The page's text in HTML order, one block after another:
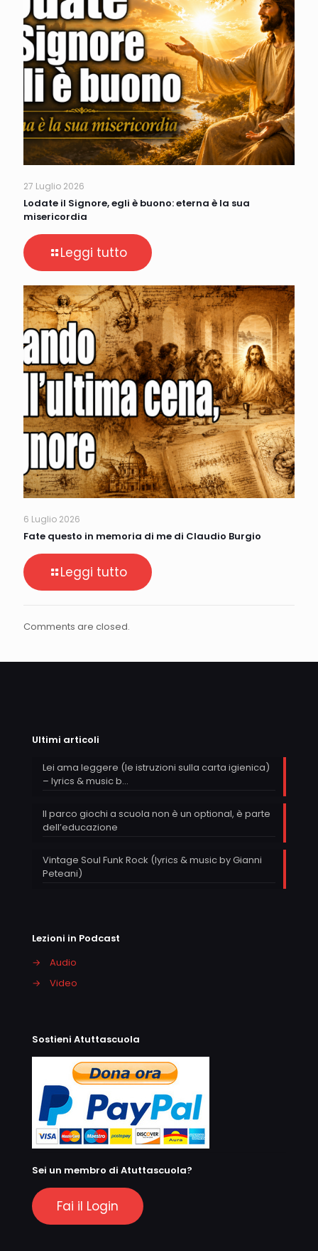
27 Luglio 2026
Lodate il Signore, egli è buono: eterna è la sua
misericordia
Leggi tutto
6 Luglio 2026
Fate questo in memoria di me di Claudio Burgio
Leggi tutto
Comments are closed.
Ultimi articoli
Lei ama leggere (le istruzioni sulla carta igienica)
– lyrics & music b…
Il parco giochi a scuola non è un optional, è parte
dell’educazione
Vintage Soul Funk Rock (lyrics & music by Gianni
Peteani)
Lezioni in Podcast
→
Audio
→
Video
Sostieni Atuttascuola
Sei un membro di Atuttascuola?
Fai il Login